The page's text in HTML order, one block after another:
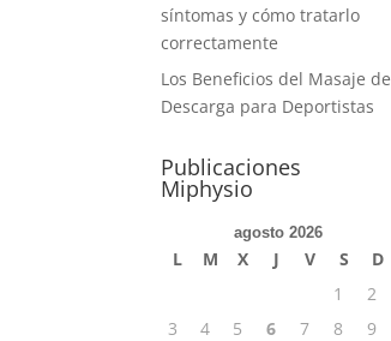
síntomas y cómo tratarlo
correctamente
Los Beneficios del Masaje de
Descarga para Deportistas
Publicaciones
Miphysio
agosto 2026
L M X J V S
D
1
2
3
4 5 6 7 8
9